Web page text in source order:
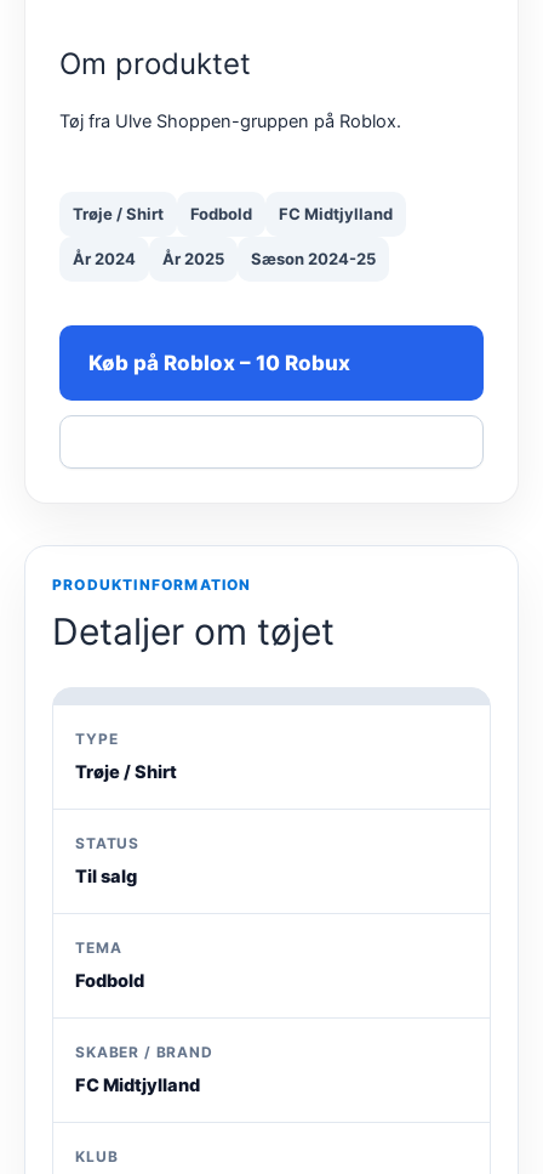
Om produktet
Tøj fra Ulve Shoppen-gruppen på Roblox.
Trøje / Shirt Fodbold FC Midtjylland
År 2024 År 2025 Sæson 2024-25
Køb på Roblox – 10 Robux
PRODUKTINFORMATION
Detaljer om tøjet
TYPE
Trøje / Shirt
STATUS
Til salg
TEMA
Fodbold
SKABER / BRAND
FC Midtjylland
KLUB